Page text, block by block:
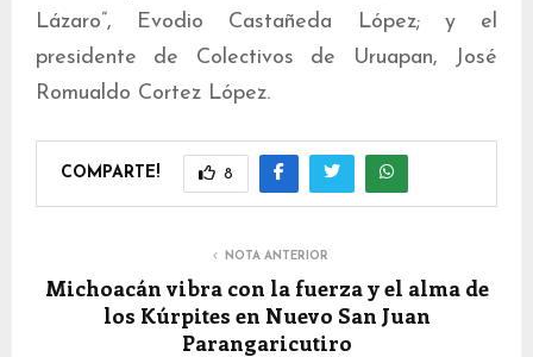
Lázaro”, Evodio Castañeda López; y el
presidente de Colectivos de Uruapan, José
Romualdo Cortez López.
COMPARTE! 8
NOTA ANTERIOR
Michoacán vibra con la fuerza y el alma de
los Kúrpites en Nuevo San Juan
Parangaricutiro